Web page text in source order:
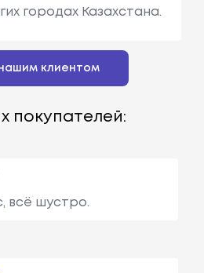
городах Казахстана.
клиентом
покупателей:
всё шустро.